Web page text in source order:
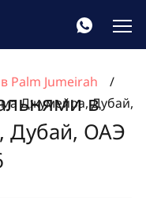
Palm Jumeirah
Джумейра, Дубай,
в
Дубай, ОАЭ